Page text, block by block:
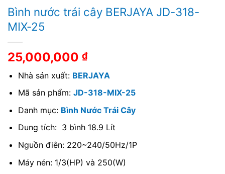
Bình nước trái cây BERJAYA JD-318-
MIX-25
25,000,000 ₫
Nhà sản xuất: BERJAYA
Mã sản phẩm: JD-318-MIX-25
Danh mục: Bình Nước Trái Cây
Dung tích: 3 bình 18.9 Lít
Nguồn điên: 220~240/50Hz/1P
Máy nén: 1/3(HP) và 250(W)